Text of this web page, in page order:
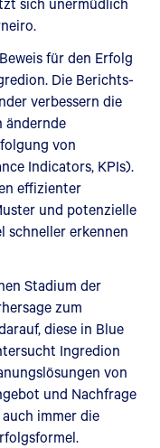
für den Erfolg
Die Berichts-
verbessern die
ändernde
von
Indicators, KPIs).
effizienter
und potenzielle
schneller erkennen
Stadium der
zum
diese in Blue
Ingredion
von
und Nachfrage
immer die